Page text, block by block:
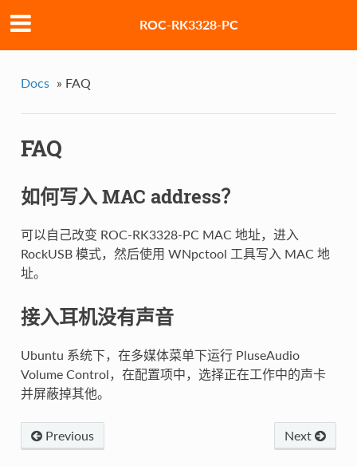
ROC-RK3328-PC
Docs » FAQ
FAQ
如何写入 MAC address？
可以自己改变 ROC-RK3328-PC MAC 地址，进入
RockUSB 模式，然后使用 WNpctool 工具写入 MAC 地
址。
接入耳机没有声音
Ubuntu 系统下，在多媒体菜单下运行 PluseAudio
Volume Control，在配置项中，选择正在工作中的声卡
并屏蔽掉其他。
Next
Previous